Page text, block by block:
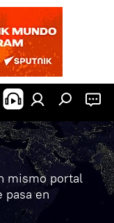
mismo portal
pasa en